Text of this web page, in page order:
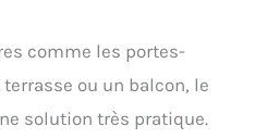
comme les portes-
ou un balcon, le
solution très pratique.